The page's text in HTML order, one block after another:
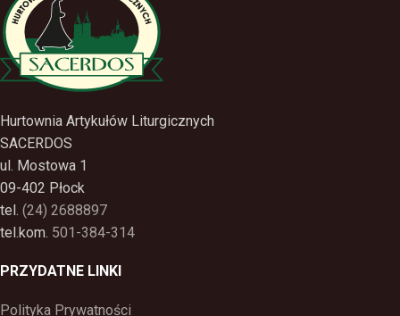
Hurtownia Artykułów Liturgicznych
SACERDOS
ul. Mostowa 1
09-402 Płock
tel. (24) 2688897
tel.kom. 501-384-314
PRZYDATNE LINKI
Polityka Prywatności